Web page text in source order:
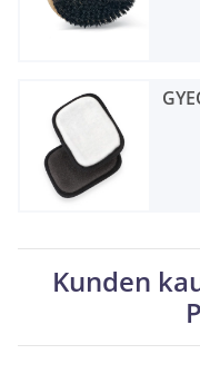
Kunden